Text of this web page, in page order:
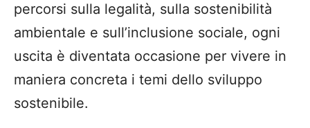
percorsi sulla legalità, sulla sostenibilità
ambientale e sull’inclusione sociale, ogni
uscita è diventata occasione per vivere in
maniera concreta i temi dello sviluppo
sostenibile.